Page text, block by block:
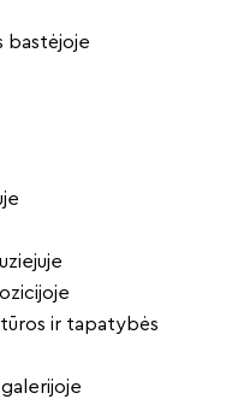
bastėjoje
ir tapatybės
galerijoje